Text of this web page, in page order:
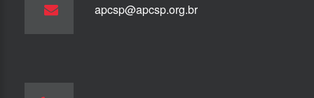
apcsp@apcsp.org.br